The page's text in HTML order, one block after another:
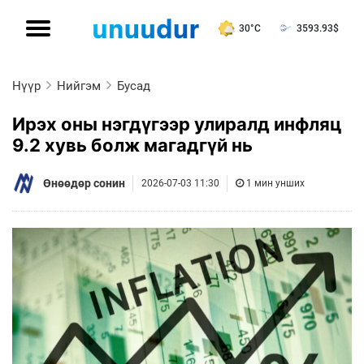
30°C 3593.93$
Нүүр Нийгэм Бусад
Ирэх оны нэгдүгээр улиралд инфляц
9.2 хувь болж магадгүй нь
Өнөөдөр сонин 2026-07-03 11:30 1 мин унших